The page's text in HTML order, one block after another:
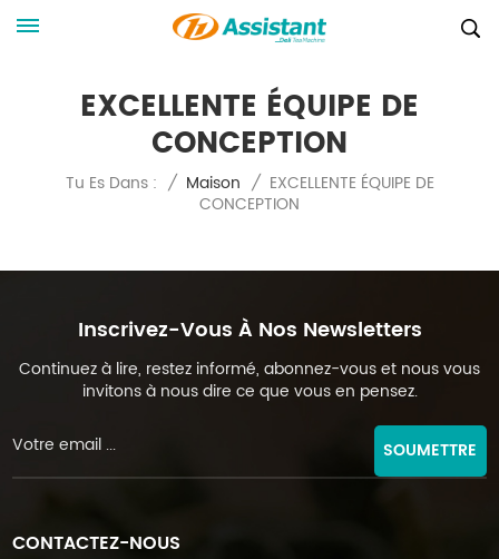
EXCELLENTE ÉQUIPE DE
CONCEPTION
Tu Es Dans : / Maison / EXCELLENTE ÉQUIPE DE
CONCEPTION
Inscrivez-Vous À Nos Newsletters
Continuez à lire, restez informé, abonnez-vous et nous vous
invitons à nous dire ce que vous en pensez.
SOUMETTRE
CONTACTEZ-NOUS